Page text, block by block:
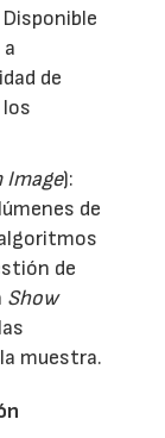
de
Image):
de
de
Show
muestra.